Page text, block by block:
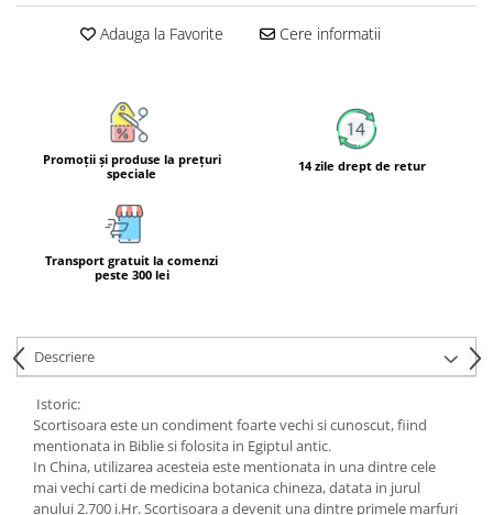
Magneziu
Multiminerale
Multivitamine
Adauga la Favorite Cere informatii
Promoţii şi produse la preţuri
speciale
14 zile drept de retur
Transport gratuit la comenzi
peste 300 lei
Descriere
Istoric:
Scortisoara este un condiment foarte vechi si cunoscut, fiind
mentionata in Biblie si folosita in Egiptul antic.
In China, utilizarea acesteia este mentionata in una dintre cele
mai vechi carti de medicina botanica chineza, datata in jurul
anului 2.700 i.Hr. Scortisoara a devenit una dintre primele marfuri